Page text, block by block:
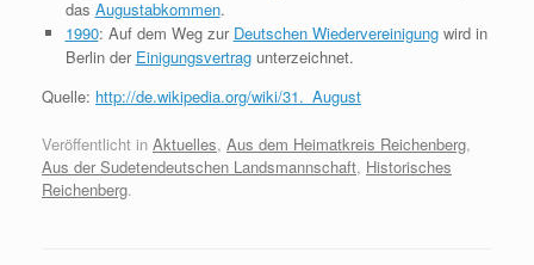
das Augustabkommen.
1990: Auf dem Weg zur Deutschen Wiedervereinigungwird in
Berlin der Einigungsvertragunterzeichnet.
Quelle: http://de.wikipedia.org/wiki/31._August
Veröffentlicht in Aktuelles, Aus dem Heimatkreis Reichenberg,
Aus der Sudetendeutschen Landsmannschaft, Historisches
Reichenberg.